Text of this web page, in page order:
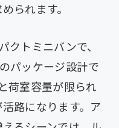
られます。
クトミニバンで、
パッケージ設計で
荷室容量が限られ
路になります。ア